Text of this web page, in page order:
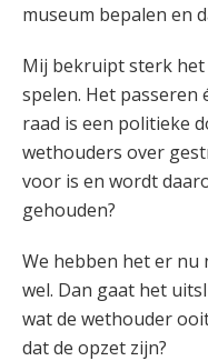
museum bepalen en
Mij bekruipt sterk het
spelen. Het passeren
raad is een politieke
wethouders over
voor is en wordt
gehouden?
We hebben het er
wel. Dan gaat het
wat de wethouder
dat de opzet zijn?